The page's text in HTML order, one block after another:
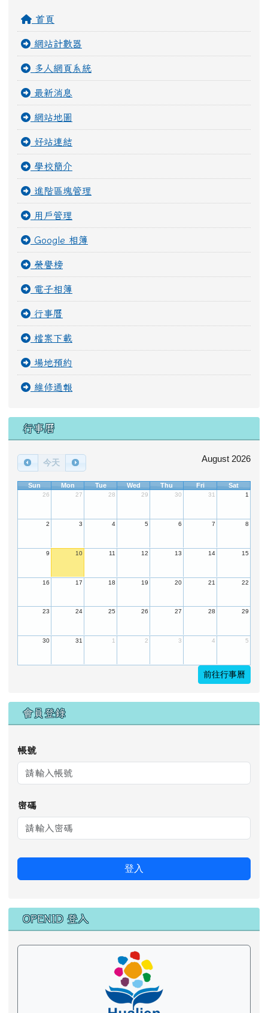
首頁
網站計數器
多人網頁系統
最新消息
網站地圖
好站連結
學校簡介
進階區塊管理
用戶管理
Google 相簿
榮譽榜
電子相簿
行事曆
檔案下載
場地預約
維修通報
行事曆
今天 August 2026
Sun Mon Tue Wed Thu Fri Sat
26 27 28 29 30 31 1
2 3 4 5 6 7 8
9 10 11 12 13 14 15
16 17 18 19 20 21 22
23 24 25 26 27 28 29
30 31 1 2 3 4 5
前往行事曆
會員登錄
帳號
密碼
登入
OPENID 登入